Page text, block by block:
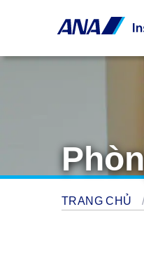
TRANG CHỦ